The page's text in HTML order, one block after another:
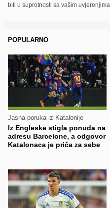
biti u suprotnosti sa vašim uvjerenjima.
POPULARNO
Jasna poruka iz Katalonije
Iz Engleske stigla ponuda na
adresu Barcelone, a odgovor
Katalonaca je priča za sebe